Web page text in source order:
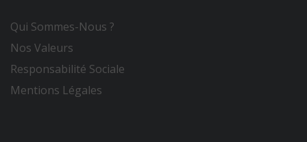
Qui Sommes-Nous ?
Nos Valeurs
Responsabilité Sociale
Mentions Légales